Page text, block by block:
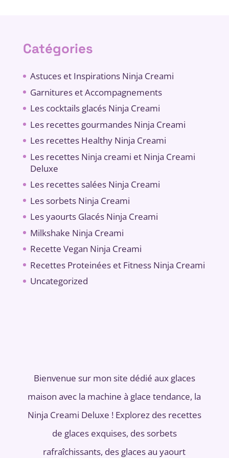
Catégories
Astuces et Inspirations Ninja Creami
Garnitures et Accompagnements
Les cocktails glacés Ninja Creami
Les recettes gourmandes Ninja Creami
Les recettes Healthy Ninja Creami
Les recettes Ninja creami et Ninja Creami
Deluxe
Les recettes salées Ninja Creami
Les sorbets Ninja Creami
Les yaourts Glacés Ninja Creami
Milkshake Ninja Creami
Recette Vegan Ninja Creami
Recettes Proteinées et Fitness Ninja Creami
Uncategorized
Bienvenue sur mon site dédié aux glaces
maison avec la machine à glace tendance, la
Ninja Creami Deluxe ! Explorez des recettes
de glaces exquises, des sorbets
rafraîchissants, des glaces au yaourt